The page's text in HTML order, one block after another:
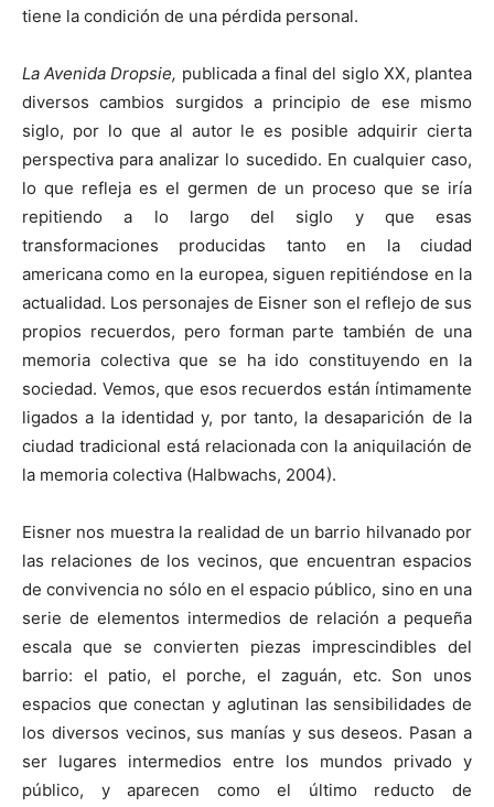
tiene la condición de una pérdida personal.
La Avenida Dropsie, publicada a final del siglo XX, plantea
diversos cambios surgidos a principio de ese mismo
siglo, por lo que al autor le es posible adquirir cierta
perspectiva para analizar lo sucedido. En cualquier caso,
lo que refleja es el germen de un proceso que se iría
repitiendo a lo largo del siglo y que esas
transformaciones producidas tanto en la ciudad
americana como en la europea, siguen repitiéndose en la
actualidad. Los personajes de Eisner son el reflejo de sus
propios recuerdos, pero forman parte también de una
memoria colectiva que se ha ido constituyendo en la
sociedad. Vemos, que esos recuerdos están íntimamente
ligados a la identidad y, por tanto, la desaparición de la
ciudad tradicional está relacionada con la aniquilación de
la memoria colectiva (Halbwachs, 2004).
Eisner nos muestra la realidad de un barrio hilvanado por
las relaciones de los vecinos, que encuentran espacios
de convivencia no sólo en el espacio público, sino en una
serie de elementos intermedios de relación a pequeña
escala que se convierten piezas imprescindibles del
barrio: el patio, el porche, el zaguán, etc. Son unos
espacios que conectan y aglutinan las sensibilidades de
los diversos vecinos, sus manías y sus deseos. Pasan a
ser lugares intermedios entre los mundos privado y
público, y aparecen como el último reducto de